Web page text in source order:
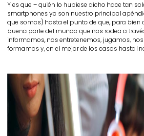
Y es que – quién lo hubiese dicho hace tan
smartphones ya son nuestro principal
que somos) hasta el punto de que, para bien
buena parte del mundo que nos rodea a
informamos, nos entretenemos, jugamos,
formamos y, en el mejor de los casos hasta